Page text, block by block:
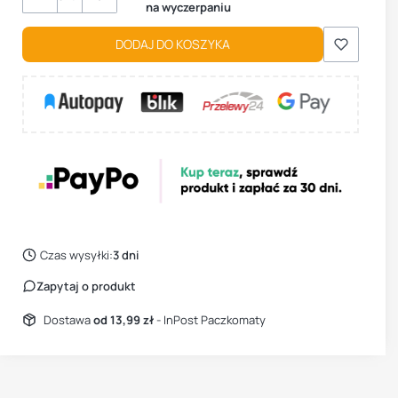
na wyczerpaniu
DODAJ DO KOSZYKA
Czas wysyłki:3 dni
Zapytaj o produkt
Dostawaod 13,99 zł- InPost Paczkomaty